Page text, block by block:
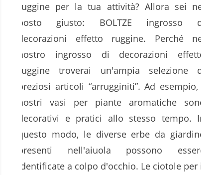
ruggine per la tua attività? Allora sei nel
posto giusto: BOLTZE ingrosso di
decorazioni effetto ruggine. Perché nel
nostro ingrosso di decorazioni effetto
ruggine troverai un'ampia selezione di
preziosi articoli “arrugginiti”. Ad esempio, i
nostri vasi per piante aromatiche sono
decorativi e pratici allo stesso tempo. In
questo modo, le diverse erbe da giardino
presenti nell'aiuola possono essere
identificate a colpo d'occhio. Le ciotole per il